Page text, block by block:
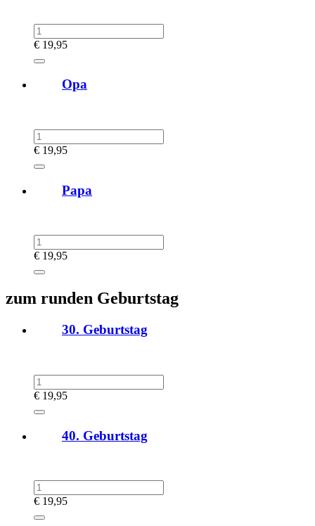
€ 19,95
Opa
€ 19,95
Papa
€ 19,95
zum runden Geburtstag
30. Geburtstag
€ 19,95
40. Geburtstag
€ 19,95